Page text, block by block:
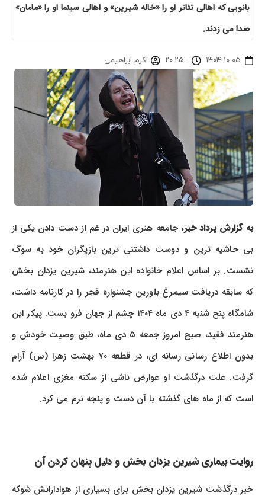
بانویی که اهالی تئاتر او را «خاله شیرین» و اهالی سینما او را «مامان»
صدا می زدند.
۱۴۰۴-۱۰-۰۵ - ۲۰:۲۵ اکرم ابراهیمی
به گزارش پرداد خبر،جامعه هنری ایران در غم از دست دادن یکی از
بی حاشیه ترین و دوست داشتنی ترین بازیگران خود به سوگ
نشست. بر اساس اعلام خانواده این هنرمند، شیرین یزدان بخش
که سابقه دریافت سیمرغ بلورین جشنواره فجر را در کارنامه داشت،
شامگاه پنج شنبه ۴ دی ماه ۱۴۰۴ چشم از جهان فرو بست. پیکر این
هنرمند فقید، صبح امروز جمعه ۵ دی ماه، طبق وصیت خودش و
بدون اطلاع رسانی رسانه ای، در قطعه ۷۰ بهشت زهرا (س) آرام
گرفت. علت درگذشت او عوارض ناشی از سکته مغزی اعلام شده
است که از ماه های گذشته با آن دست و پنجه نرم می کرد.
روایت بیماری شیرین یزدان بخش و دلیل پنهان کردن آن
خبر درگذشت شیرین یزدان بخش برای بسیاری از هوادارانش شوکه